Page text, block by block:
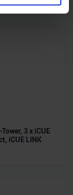
Daten
zu
anbieten
zu
zu Ihrer
für
mit
bereitgestellt
3 x iCUE
iCUE LINK